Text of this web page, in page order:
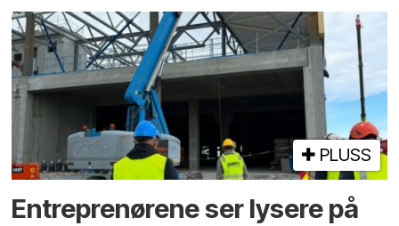
PLUSS
Entreprenørene ser lysere på